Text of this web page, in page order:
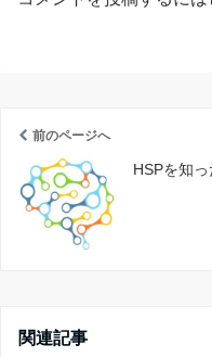
前のページへ
HSPを知
関連記事